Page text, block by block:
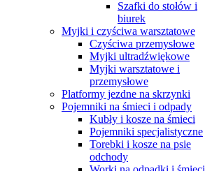
Szafki do stołów i
biurek
Myjki i czyściwa warsztatowe
Czyściwa przemysłowe
Myjki ultradźwiękowe
Myjki warsztatowe i
przemysłowe
Platformy jezdne na skrzynki
Pojemniki na śmieci i odpady
Kubły i kosze na śmieci
Pojemniki specjalistyczne
Torebki i kosze na psie
odchody